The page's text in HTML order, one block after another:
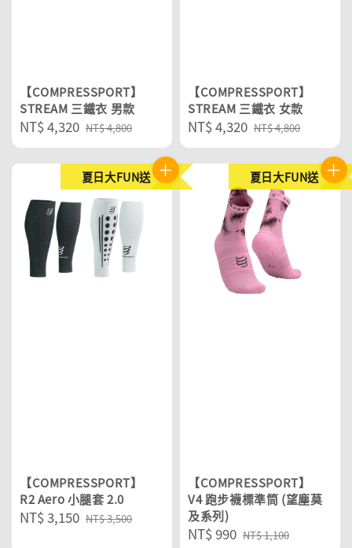
【COMPRESSPORT】
STREAM 三鐵衣 男款
Sale
price
NT$ 4,320 Regular
price
NT$ 4,800
【COMPRESSPORT】
STREAM 三鐵衣 女款
Sale
price
NT$ 4,320 Regular
price
NT$ 4,800
夏日大FUN送
【COMPRESSPORT】
R2 Aero 小腿套 2.0
Sale
NT$ 3,150 Regular
NT$ 3,500
夏日大FUN送
【COMPRESSPORT】
V4 跑步襪標準筒 (望塵莫
及系列)
Sale
NT$ 990 Regular
NT$ 1,100